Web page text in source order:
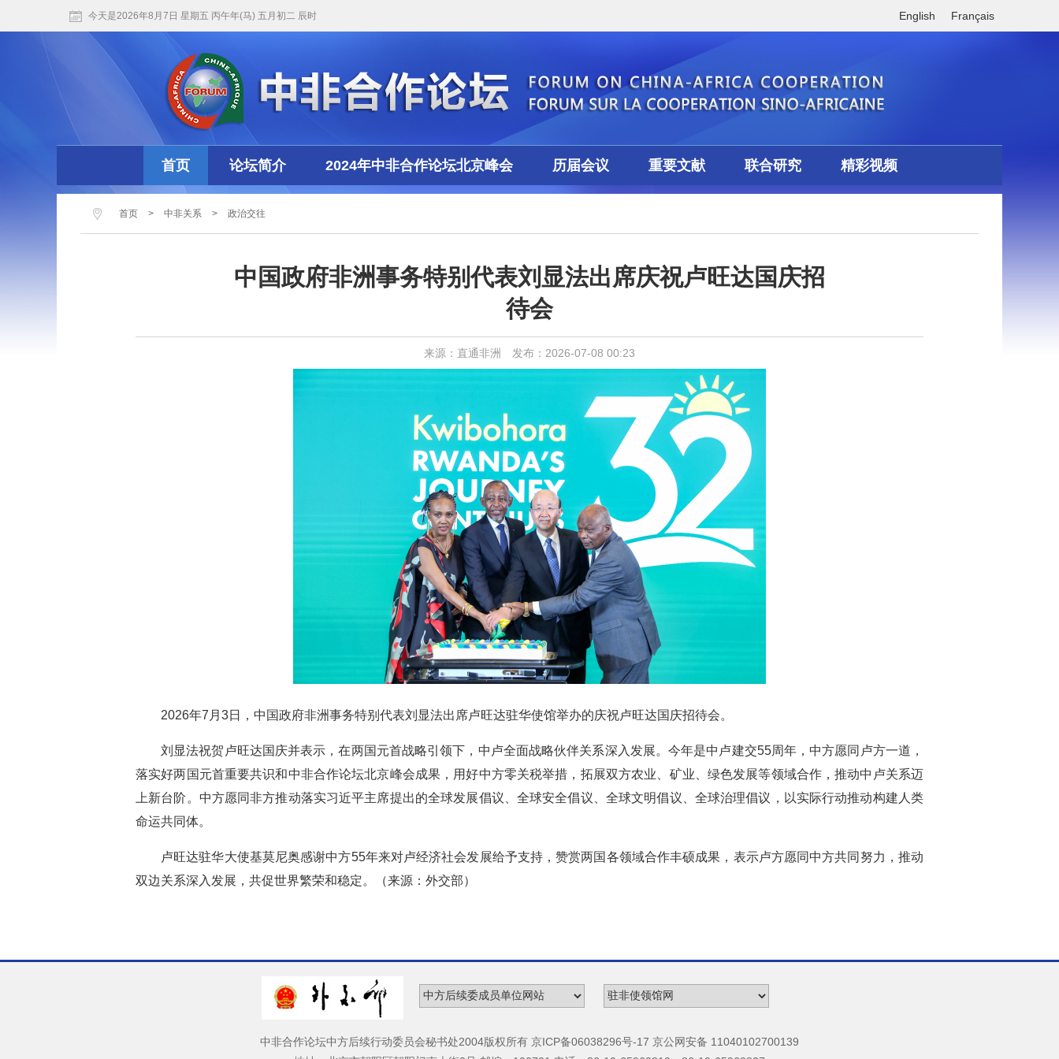
今天是2026年8月7日 星期五 丙午年(马) 五月初二 辰时 English Français
首页 论坛简介 2024年中非合作论坛北京峰会 历届会议 重要文献 联合研究 精彩视频
首页 > 中非关系 > 政治交往
中国政府非洲事务特别代表刘显法出席庆祝卢旺达国庆招
待会
来源：直通非洲 发布：2026-07-08 00:23
2026年7月3日，中国政府非洲事务特别代表刘显法出席卢旺达驻华使馆举办的庆祝卢旺达国庆招待会。
刘显法祝贺卢旺达国庆并表示，在两国元首战略引领下，中卢全面战略伙伴关系深入发展。今年是中卢建交55周年，中方愿同卢方一道，
落实好两国元首重要共识和中非合作论坛北京峰会成果，用好中方零关税举措，拓展双方农业、矿业、绿色发展等领域合作，推动中卢关系迈
上新台阶。中方愿同非方推动落实习近平主席提出的全球发展倡议、全球安全倡议、全球文明倡议、全球治理倡议，以实际行动推动构建人类
命运共同体。
卢旺达驻华大使基莫尼奥感谢中方55年来对卢经济社会发展给予支持，赞赏两国各领域合作丰硕成果，表示卢方愿同中方共同努力，推动
双边关系深入发展，共促世界繁荣和稳定。（来源：外交部）
中非合作论坛中方后续行动委员会秘书处2004版权所有 京ICP备06038296号-17 京公网安备 11040102700139